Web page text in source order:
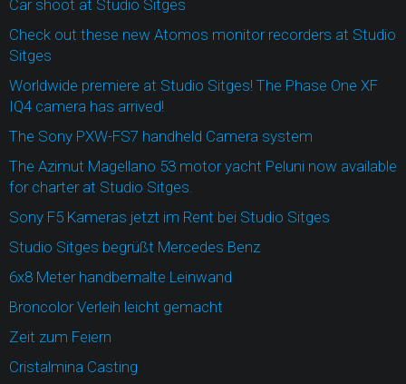
Car shoot at Studio Sitges
Check out these new Atomos monitor recorders at Studio
Sitges
Worldwide premiere at Studio Sitges! The Phase One XF
IQ4 camera has arrived!
The Sony PXW-FS7 handheld Camera system
The Azimut Magellano 53 motor yacht Peluni now available
for charter at Studio Sitges.
Sony F5 Kameras jetzt im Rent bei Studio Sitges
Studio Sitges begrüßt Mercedes Benz
6x8 Meter handbemalte Leinwand
Broncolor Verleih leicht gemacht
Zeit zum Feiern
Cristalmina Casting